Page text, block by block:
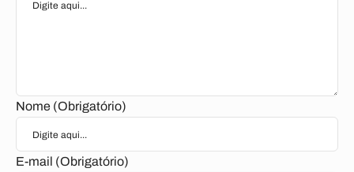
Nome (Obrigatório)
E-mail (Obrigatório)